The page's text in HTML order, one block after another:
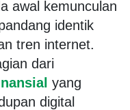
awal kemunculan
identik
tren internet.
dari
yang
digital